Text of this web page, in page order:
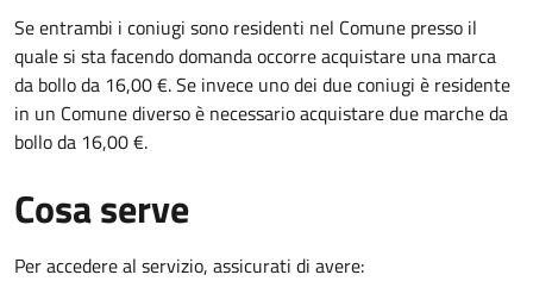
Se entrambi i coniugi sono residenti nel Comune presso il
quale si sta facendo domanda occorre acquistare una marca
da bollo da 16,00 €. Se invece uno dei due coniugi è residente
in un Comune diverso è necessario acquistare due marche da
bollo da 16,00 €.
Cosa serve
Per accedere al servizio, assicurati di avere: